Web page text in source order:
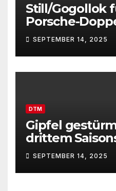
Still/Gogollok
Porsche-
dem Red Bull
SEPTEMBER 14, 2025
DTM
Gipfel
drittem
Spitzenreiter
SEPTEMBER 14, 2025